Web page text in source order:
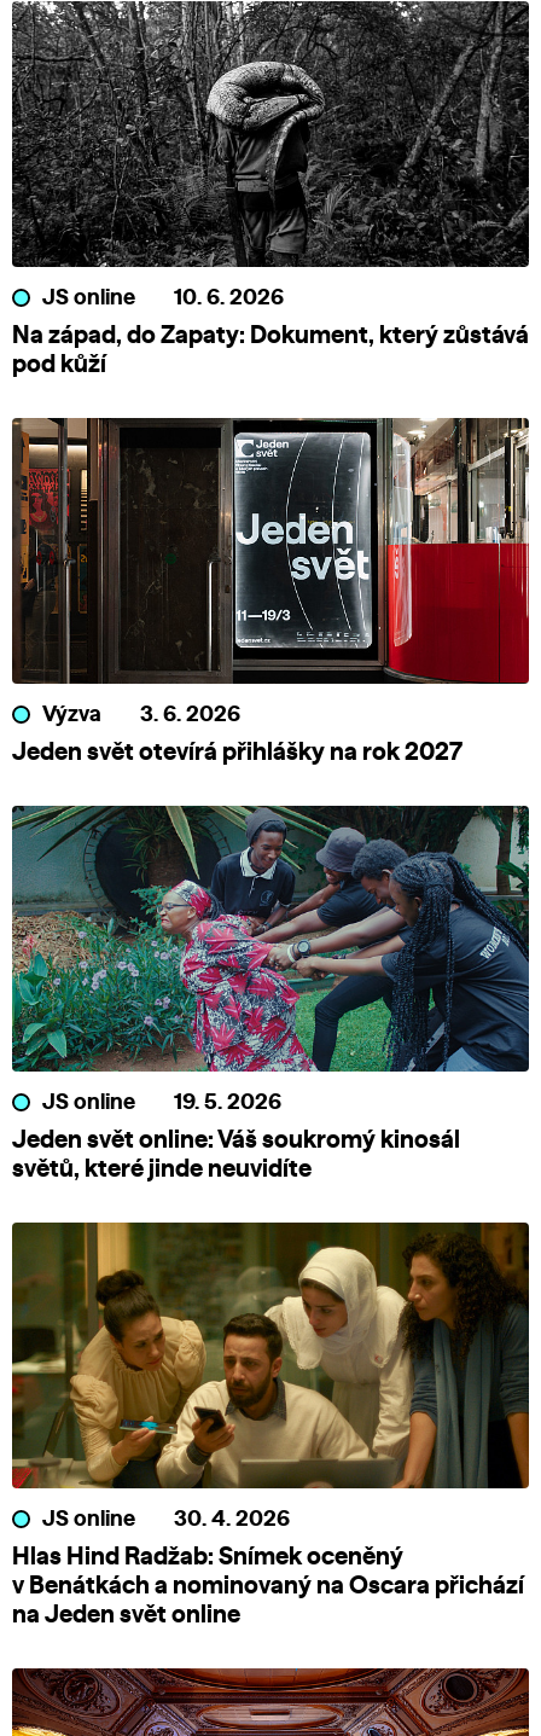
JS online 10. 6. 2026
Na západ, do Zapaty: Dokument, který zůstává
pod kůží
Výzva 3. 6. 2026
Jeden svět otevírá přihlášky na rok 2027
JS online 19. 5. 2026
Jeden svět online: Váš soukromý kinosál
světů, které jinde neuvidíte
JS online 30. 4. 2026
Hlas Hind Radžab: Snímek oceněný
v Benátkách a nominovaný na Oscara přichází
na Jeden svět online